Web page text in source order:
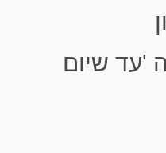
'עד שיום